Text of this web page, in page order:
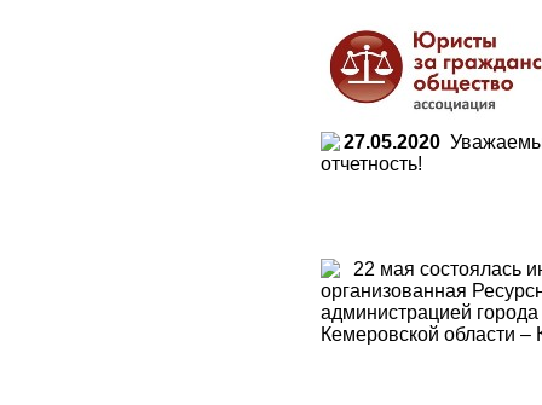
27.05.2020
отчетность!
22 мая состоялась
организованная
администрацией
Кемеровской области –